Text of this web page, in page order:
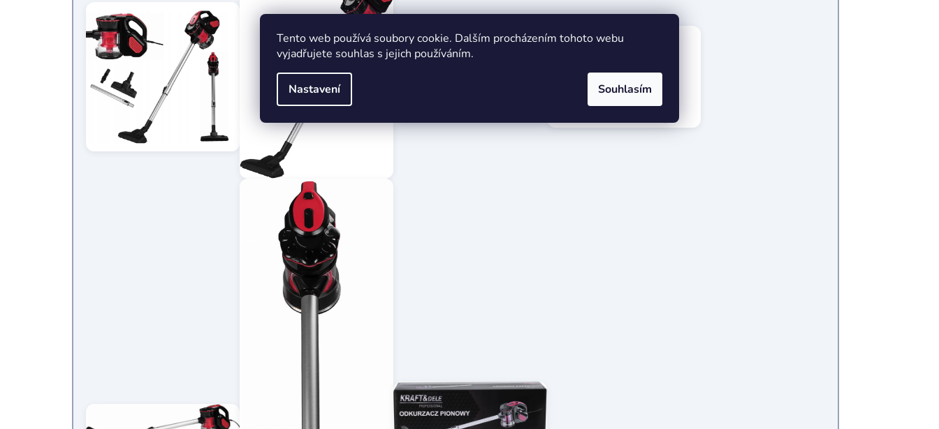
Tento web používá soubory cookie. Dalším procházením tohoto webu
vyjadřujete souhlas s jejich používáním.
Nastavení Souhlasím